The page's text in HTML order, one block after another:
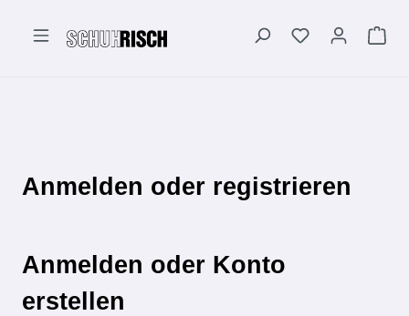
Anmelden oder registrieren
Anmelden oder Konto
erstellen